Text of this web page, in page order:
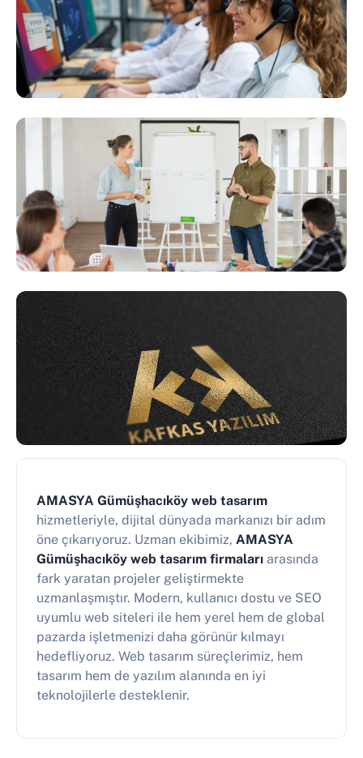
AMASYA Gümüşhacıköy web tasarım
hizmetleriyle, dijital dünyada markanızı bir adım
öne çıkarıyoruz. Uzman ekibimiz, AMASYA
Gümüşhacıköy web tasarım firmaları arasında
fark yaratan projeler geliştirmekte
uzmanlaşmıştır. Modern, kullanıcı dostu ve SEO
uyumlu web siteleri ile hem yerel hem de global
pazarda işletmenizi daha görünür kılmayı
hedefliyoruz. Web tasarım süreçlerimiz, hem
tasarım hem de yazılım alanında en iyi
teknolojilerle desteklenir.